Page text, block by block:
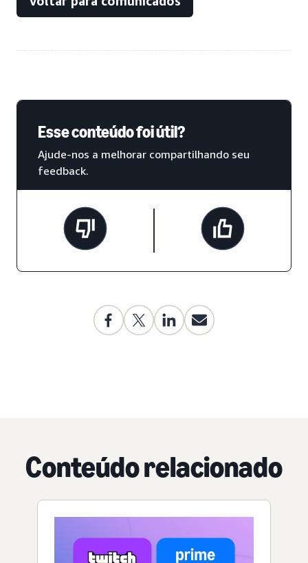
Esse conteúdo foi útil?
Ajude-nos a melhorar compartilhando seu
feedback.
Conteúdo relacionado